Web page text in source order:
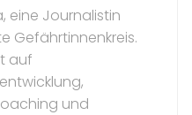
eine Journalistin
Gefährtinnenkreis.
auf
und